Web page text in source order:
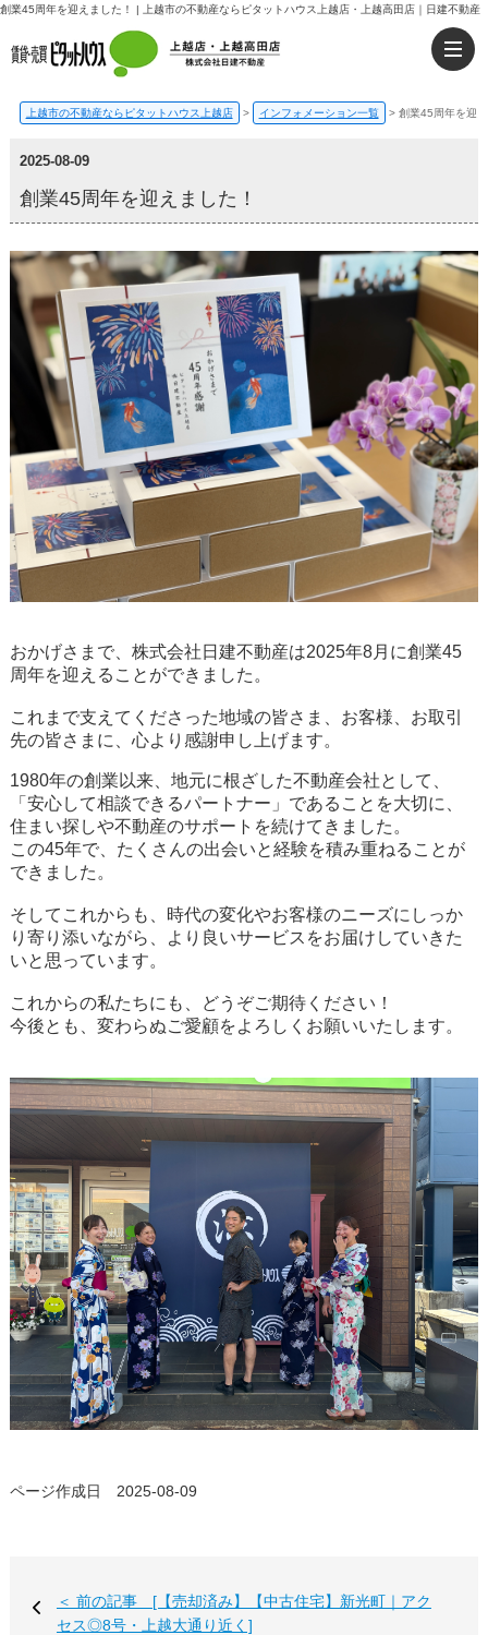
創業45周年を迎えました！ | 上越市の不動産ならピタットハウス上越店・上越高田店｜日建不動産
上越市の不動産ならピタットハウス上越店 > インフォメーション一覧 > 創業45周年を迎
2025-08-09
創業45周年を迎えました！
おかげさまで、株式会社日建不動産は2025年8月に創業45
周年を迎えることができました。
これまで支えてくださった地域の皆さま、お客様、お取引
先の皆さまに、心より感謝申し上げます。
1980年の創業以来、地元に根ざした不動産会社として、
「安心して相談できるパートナー」であることを大切に、
住まい探しや不動産のサポートを続けてきました。
この45年で、たくさんの出会いと経験を積み重ねることが
できました。
そしてこれからも、時代の変化やお客様のニーズにしっか
り寄り添いながら、より良いサービスをお届けしていきた
いと思っています。
これからの私たちにも、どうぞご期待ください！
今後とも、変わらぬご愛顧をよろしくお願いいたします。
ページ作成日 2025-08-09
＜ 前の記事 [【売却済み】【中古住宅】新光町｜アク
セス◎8号・上越大通り近く]